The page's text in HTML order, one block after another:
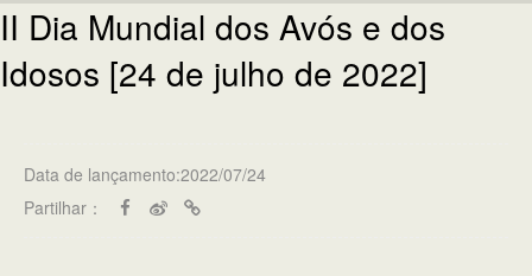
II Dia Mundial dos Avós e dos
Idosos [24 de julho de 2022]
Data de lançamento:2022/07/24
Partilhar：